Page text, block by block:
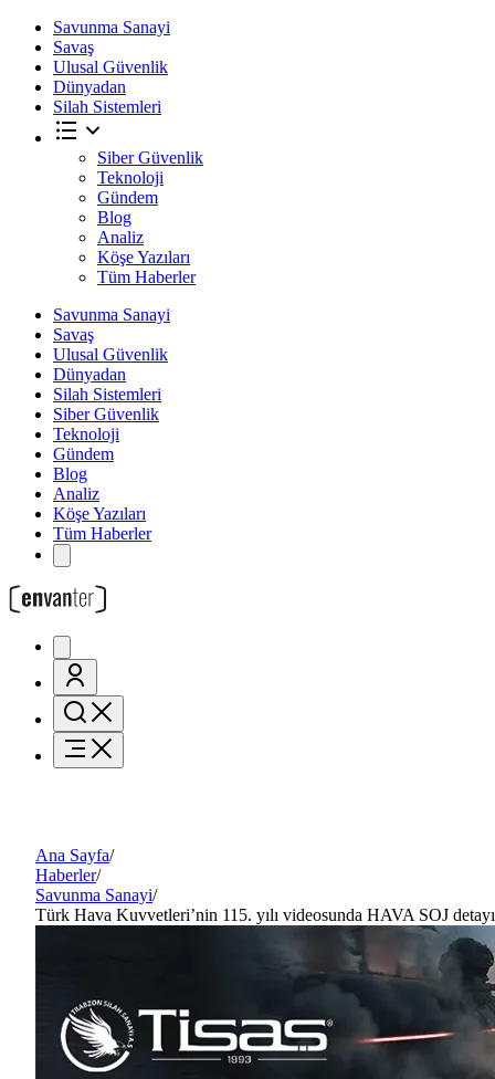
Savunma Sanayi
Savaş
Ulusal Güvenlik
Dünyadan
Silah Sistemleri
Siber Güvenlik
Teknoloji
Gündem
Blog
Analiz
Köşe Yazıları
Tüm Haberler
Savunma Sanayi
Savaş
Ulusal Güvenlik
Dünyadan
Silah Sistemleri
Siber Güvenlik
Teknoloji
Gündem
Blog
Analiz
Köşe Yazıları
Tüm Haberler
Ana Sayfa/
Haberler/
Savunma Sanayi/
Türk Hava Kuvvetleri’nin 115. yılı videosunda HAVA SOJ detayı